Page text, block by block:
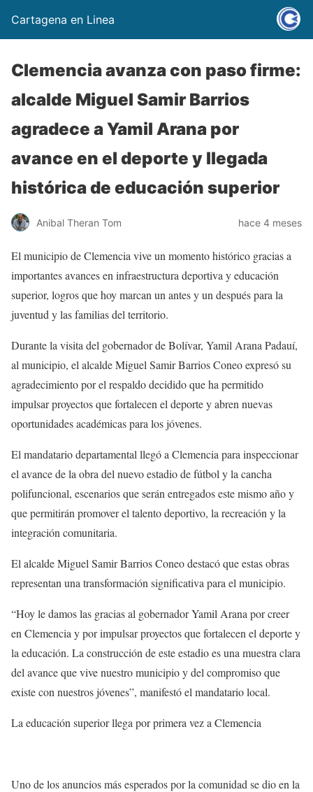
Cartagena en Linea
Clemencia avanza con paso firme:
alcalde Miguel Samir Barrios
agradece a Yamil Arana por
avance en el deporte y llegada
histórica de educación superior
Anibal Theran Tom hace 4 meses
El municipio de Clemencia vive un momento histórico gracias a
importantes avances en infraestructura deportiva y educación
superior, logros que hoy marcan un antes y un después para la
juventud y las familias del territorio.
Durante la visita del gobernador de Bolívar, Yamil Arana Padauí,
al municipio, el alcalde Miguel Samir Barrios Coneo expresó su
agradecimiento por el respaldo decidido que ha permitido
impulsar proyectos que fortalecen el deporte y abren nuevas
oportunidades académicas para los jóvenes.
El mandatario departamental llegó a Clemencia para inspeccionar
el avance de la obra del nuevo estadio de fútbol y la cancha
polifuncional, escenarios que serán entregados este mismo año y
que permitirán promover el talento deportivo, la recreación y la
integración comunitaria.
El alcalde Miguel Samir Barrios Coneo destacó que estas obras
representan una transformación significativa para el municipio.
“Hoy le damos las gracias al gobernador Yamil Arana por creer
en Clemencia y por impulsar proyectos que fortalecen el deporte y
la educación. La construcción de este estadio es una muestra clara
del avance que vive nuestro municipio y del compromiso que
existe con nuestros jóvenes”, manifestó el mandatario local.
La educación superior llega por primera vez a Clemencia
Uno de los anuncios más esperados por la comunidad se dio en la